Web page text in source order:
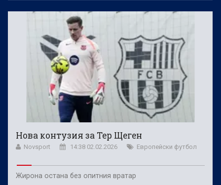
Нова контузия за Тер Щеген
Novsport 14:38 02.02.2026 Европейски футбол
Жирона остана без опитния вратар